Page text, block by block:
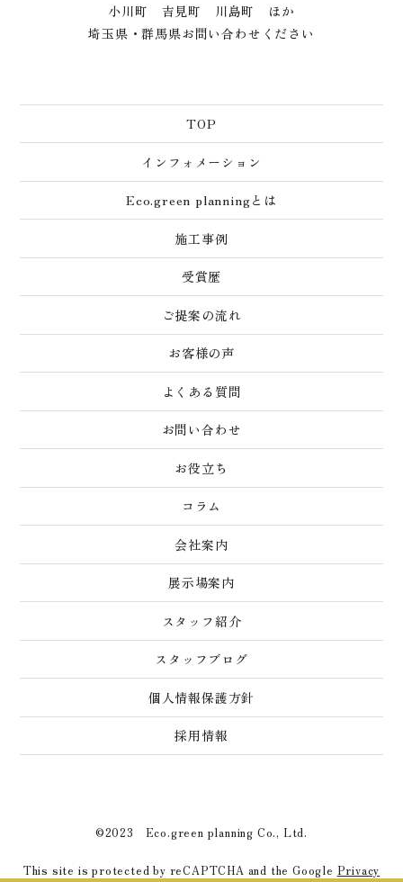
小川町 吉見町 川島町 ほか
埼玉県・群馬県お問い合わせください
TOP
インフォメーション
Eco.green planningとは
施工事例
受賞歴
ご提案の流れ
お客様の声
よくある質問
お問い合わせ
お役立ち
コラム
会社案内
展示場案内
スタッフ紹介
スタッフブログ
個人情報保護方針
採用情報
©2023 Eco.green planning Co., Ltd.
This site is protected by reCAPTCHA and the Google Privacy